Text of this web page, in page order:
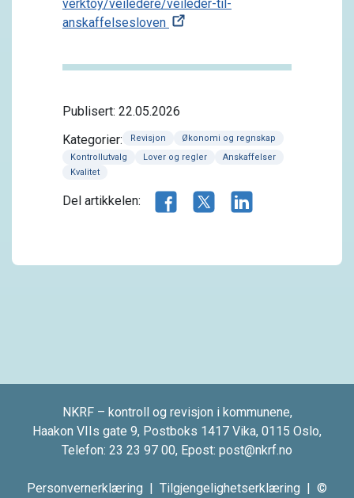
verktoy/veiledere/veileder-til-
anskaffelsesloven
Publisert: 22.05.2026
Kategorier:
Revisjon
Økonomi og regnskap
Kontrollutvalg
Lover og regler
Anskaffelser
Kvalitet
Del artikkelen: Del artikkelen på Facebook
Del artikkelen på X.com
NKRF – kontroll og revisjon i kommunene,
Haakon VIIs gate 9, Postboks 1417 Vika, 0115 Oslo,
Telefon: 23 23 97 00, Epost: post@nkrf.no
Personvernerklæring | Tilgjengelighetserklæring | ©